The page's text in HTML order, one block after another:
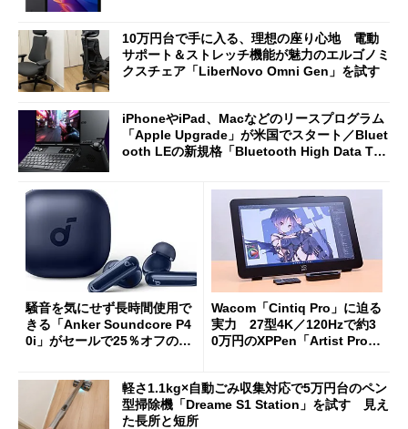
10万円台で手に入る、理想の座り心地 電動
サポート＆ストレッチ機能が魅力のエルゴノミ
クスチェア「LiberNovo Omni Gen」を試す
iPhoneやiPad、Macなどのリースプログラム
「Apple Upgrade」が米国でスタート／Bluet
ooth LEの新規格「Bluetooth High Data Thr
騒音を気にせず長時間使用で
きる「Anker Soundcore P4
0i」がセールで25％オフの59
Wacom「Cintiq Pro」に迫る
実力 27型4K／120Hzで約3
0万円のXPPen「Artist Pro 2
軽さ1.1kg×自動ごみ収集対応で5万円台のペン
型掃除機「Dreame S1 Station」を試す 見え
た長所と短所